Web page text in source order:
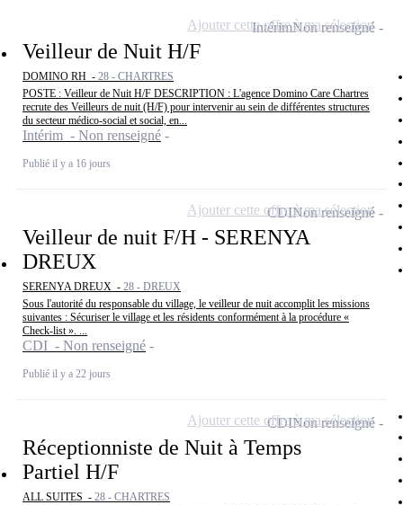
Veilleur de Nuit H/F
DOMINO RH - 28 - CHARTRES
POSTE : Veilleur de Nuit H/F DESCRIPTION : L'agence Domino Care Chartres
recrute des Veilleurs de nuit (H/F) pour intervenir au sein de différentes structures
du secteur médico-social et social, en...
Intérim - Non renseigné
Publié il y a 16 jours
IntérimNon renseigné
Ajouter cette offre à ma sélection
Veilleur de nuit F/H - SERENYA
DREUX
SERENYA DREUX - 28 - DREUX
Sous l'autorité du responsable du village, le veilleur de nuit accomplit les missions
suivantes : Sécuriser le village et les résidents conformément à la procédure «
Check-list ». ...
CDI - Non renseigné
Publié il y a 22 jours
CDINon renseigné
Ajouter cette offre à ma sélection
Réceptionniste de Nuit à Temps
Partiel H/F
ALL SUITES - 28 - CHARTRES
CDINon renseigné
Ajouter cette offre à ma sélection